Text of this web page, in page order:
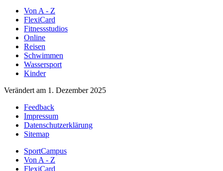
Von A - Z
FlexiCard
Fitnessstudios
Online
Reisen
Schwimmen
Wassersport
Kinder
Verändert am 1. Dezember 2025
Feedback
Impressum
Datenschutzerklärung
Sitemap
SportCampus
Von A - Z
FlexiCard